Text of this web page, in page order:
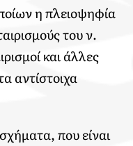
η πλειοψηφία
του ν.
και άλλες
αντίστοιχα
που είναι